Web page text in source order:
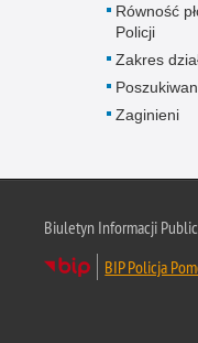
Równość
Policji
Zakres
Zaginieni
Biuletyn Informacji
BIP Policja